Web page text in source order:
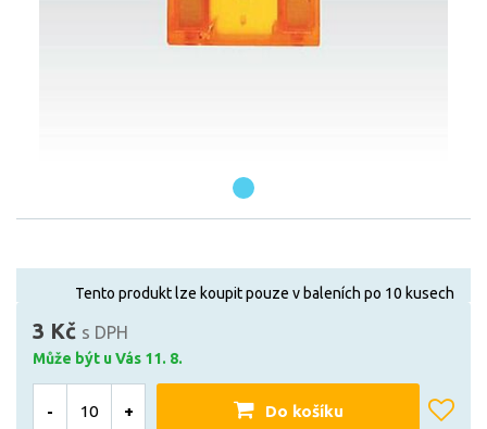
Tento produkt lze koupit pouze v baleních po 10 kusech
3 Kč s DPH
Může být u Vás 11. 8.
- + Do košíku